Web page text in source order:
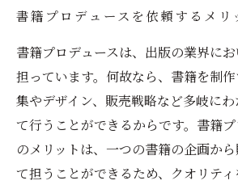
書籍プロデュースを依頼するメリ
書籍プロデュースは、出版の業界に
担っています。何故なら、書籍を制
集やデザイン、販売戦略など多岐に
て行うことができるからです。書籍
のメリットは、一つの書籍の企画か
て担うことができるため、クオリテ